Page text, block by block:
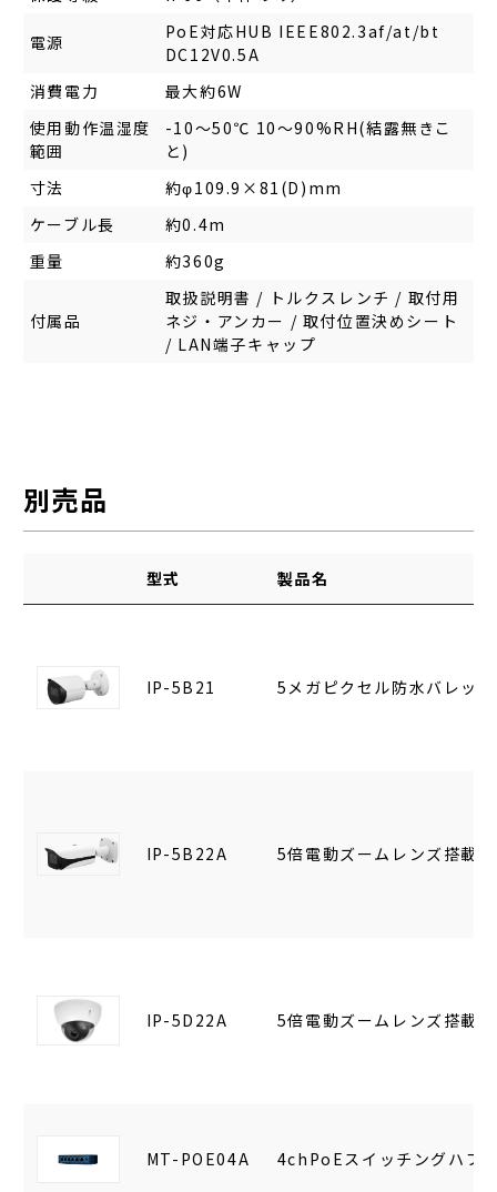
電源
PoE対応HUB IEEE802.3af/at/bt
DC12V0.5A
消費電力
最大約6W
使用動作温湿度
範囲
-10～50℃ 10～90%RH(結露無きこ
と)
寸法
約φ109.9×81(D)mm
ケーブル長
約0.4m
重量
約360g
付属品
取扱説明書 / トルクスレンチ / 取付用
ネジ・アンカー / 取付位置決めシート
/ LAN端子キャップ
別売品
型式 製品名
IP-5B21 5メガピクセル防水バレッ
IP-5B22A 5倍電動ズームレンズ搭載5
IP-5D22A 5倍電動ズームレンズ搭載
MT-POE04A 4chPoEスイッチングハブ